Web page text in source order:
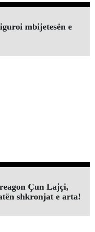
mbijetesën e
Çun Lajçi,
shkronjat e arta!￼